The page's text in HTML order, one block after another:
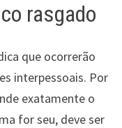
rasgado
que ocorrerão
interpessoais. Por
exatamente o
for seu, deve ser